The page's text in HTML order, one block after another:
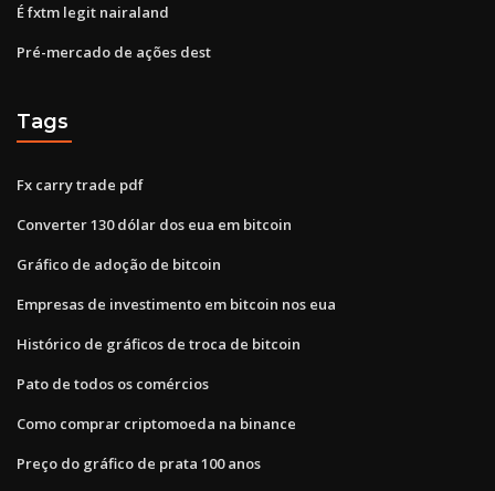
É fxtm legit nairaland
Pré-mercado de ações dest
Tags
Fx carry trade pdf
Converter 130 dólar dos eua em bitcoin
Gráfico de adoção de bitcoin
Empresas de investimento em bitcoin nos eua
Histórico de gráficos de troca de bitcoin
Pato de todos os comércios
Como comprar criptomoeda na binance
Preço do gráfico de prata 100 anos